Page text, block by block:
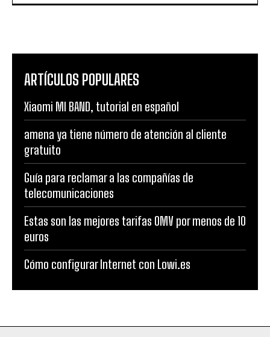
ARTÍCULOS POPULARES
Xiaomi MI BAND, tutorial en español
amena ya tiene número de atención al cliente
gratuito
Guía para reclamar a las compañías de
telecomunicaciones
Estas son las mejores tarifas OMV por menos de 10
euros
Cómo configurar Internet con Lowi.es